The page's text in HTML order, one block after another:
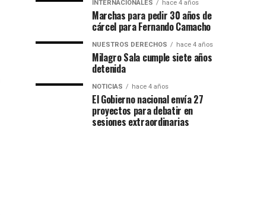
INTERNACIONALES hace 4 años
Marchas para pedir 30 años de
cárcel para Fernando Camacho
NUESTROS DERECHOS hace 4 años
Milagro Sala cumple siete años
detenida
NOTICIAS hace 4 años
El Gobierno nacional envía 27
proyectos para debatir en
sesiones extraordinarias